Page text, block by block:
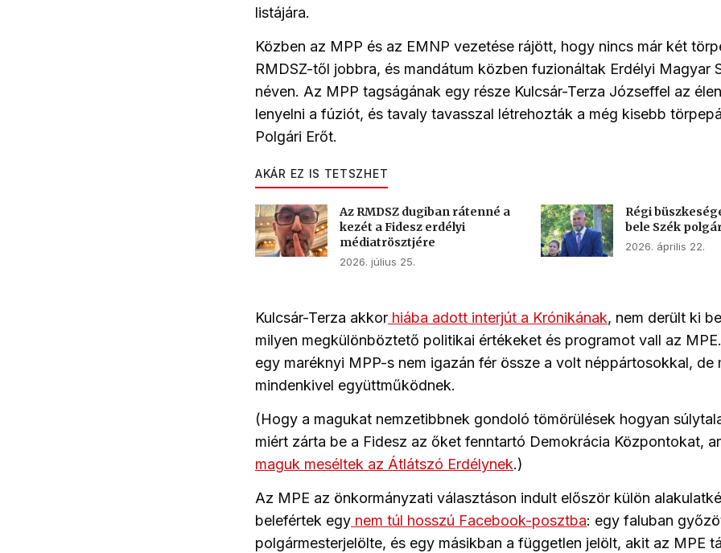
listájára.
Közben az MPP és az EMNP vezetése rájött, hogy nincs már két
RMDSZ-től jobbra, és mandátum közben fuzionáltak Erdélyi Magyar
néven. Az MPP tagságának egy része Kulcsár-Terza Józseffel az
lenyelni a fúziót, és tavaly tavasszal létrehozták a még kisebb
Polgári Erőt.
AKÁR EZ IS TETSZHET
Az RMDSZ dugiban rátenné a
kezét a Fidesz erdélyi
médiatrösztjére
2026. július 25.
Régi
bele Szék
2026. április 22.
Kulcsár-Terza akkor hiába adott interjút a Krónikának, nem derült ki
milyen megkülönböztető politikai értékeket és programot vall az
egy maréknyi MPP-s nem igazán fér össze a volt néppártosokkal, de
mindenkivel együttműködnek.
(Hogy a magukat nemzetibbnek gondoló tömörülések hogyan
miért zárta be a Fidesz az őket fenntartó Demokrácia Központokat,
maguk meséltek az Átlátszó Erdélynek.)
Az MPE az önkormányzati választáson indult először külön
belefértek egy nem túl hosszú Facebook-posztba: egy faluban
polgármesterjelölte, és egy másikban a független jelölt, akit az MPE